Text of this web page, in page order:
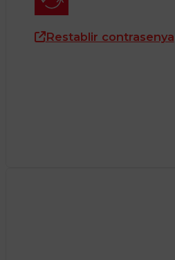
Restablir contrasenya